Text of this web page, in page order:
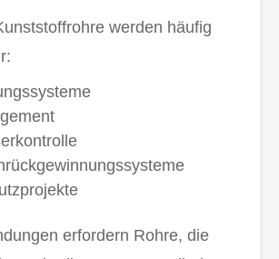
werden häufig
erfordern Rohre, die